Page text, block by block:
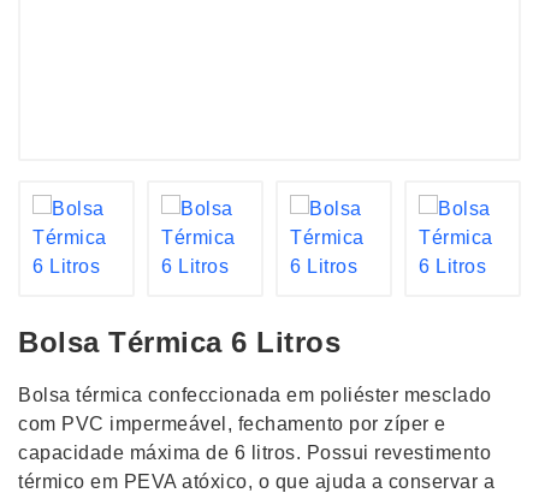
Bolsa Térmica 6 Litros
Bolsa térmica confeccionada em poliéster mesclado
com PVC impermeável, fechamento por zíper e
capacidade máxima de 6 litros. Possui revestimento
térmico em PEVA atóxico, o que ajuda a conservar a